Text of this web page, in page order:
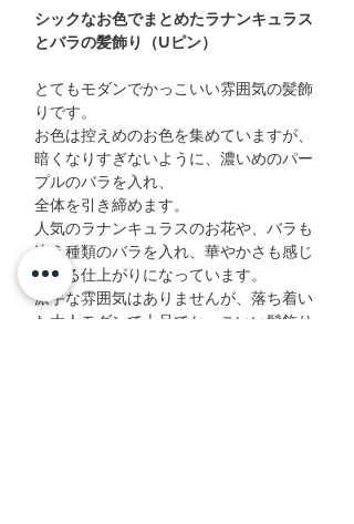
シックなお色でまとめたラナンキュラス
とバラの髪飾り（Uピン）
とてもモダンでかっこいい雰囲気の髪飾
りです。
お色は控えめのお色を集めていますが、
暗くなりすぎないように、濃いめのパー
プルのバラを入れ、
全体を引き締めます。
人気のラナンキュラスのお花や、バラも
違う種類のバラを入れ、華やかさも感じ
られる仕上がりになっています。
派手な雰囲気はありませんが、落ち着い
た大人モダンで上品でかっこいい髪飾り